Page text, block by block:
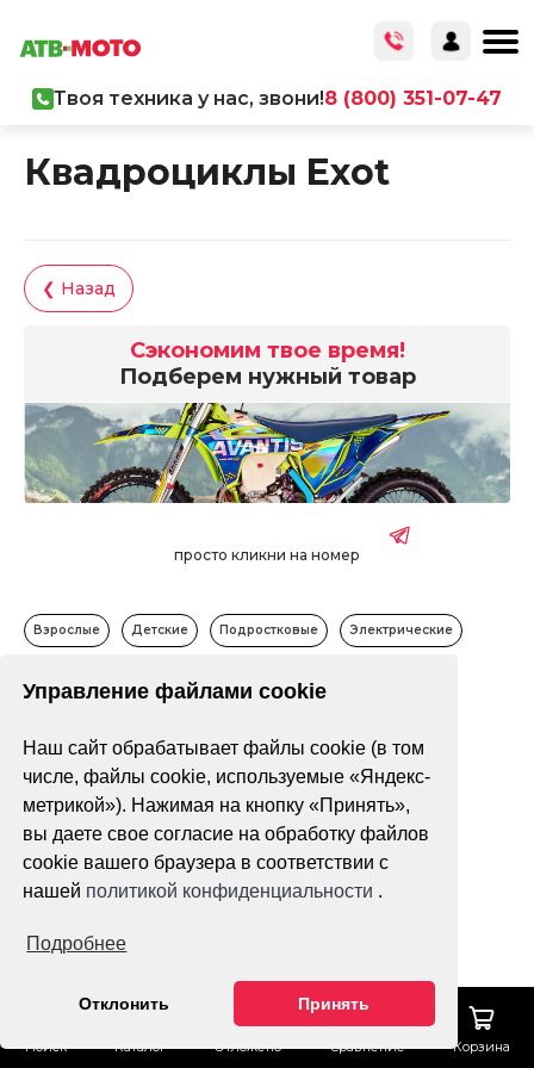
Управление файлами cookie
Наш сайт обрабатывает файлы cookie (в том
числе, файлы cookie, используемые «Яндекс-
метрикой»). Нажимая на кнопку «Принять»,
вы даете свое согласие на обработку файлов
cookie вашего браузера в соответствии с
нашей политикой конфиденциальности .
Подробнее
Отклонить Принять
Поиск Каталог Отложено Сравнение Корзина
Твоя техника у нас, звони!8 (800) 351-07-47
Квадроциклы Exot
❮ Назад
Сэкономим твое время!
Подберем нужный товар
просто кликни на номер
Взрослые Детские Подростковые Электрические
Только в наличии
Фильтр По популярности
4x4